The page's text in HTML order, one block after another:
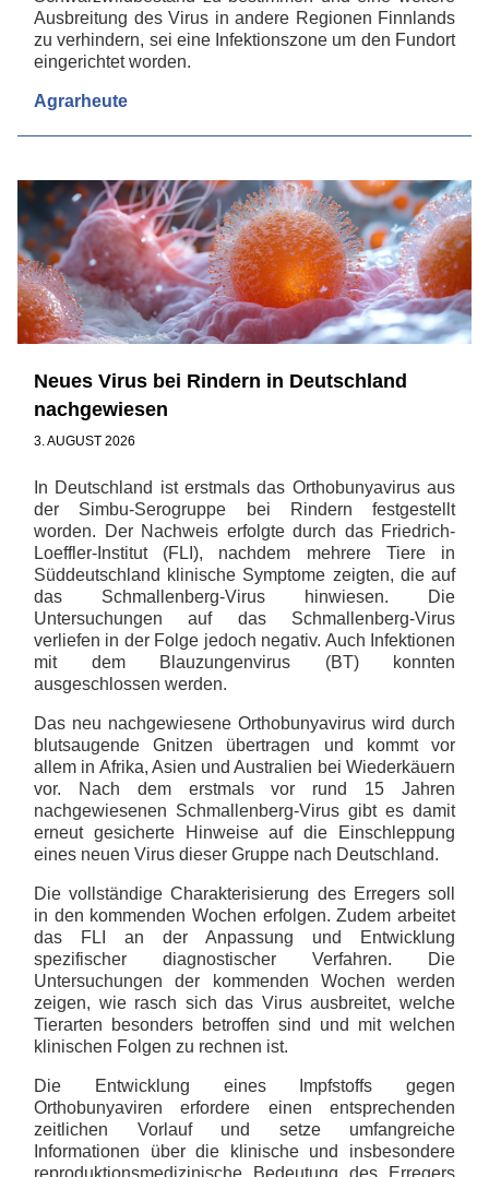
Ausbreitung des Virus in andere Regionen Finnlands
zu verhindern, sei eine Infektionszone um den Fundort
eingerichtet worden.
Agrarheute
Neues Virus bei Rindern in Deutschland
nachgewiesen
3. AUGUST 2026
In Deutschland ist erstmals das Orthobunyavirus aus
der Simbu-Serogruppe bei Rindern festgestellt
worden. Der Nachweis erfolgte durch das Friedrich-
Loeffler-Institut (FLI), nachdem mehrere Tiere in
Süddeutschland klinische Symptome zeigten, die auf
das Schmallenberg-Virus hinwiesen. Die
Untersuchungen auf das Schmallenberg-Virus
verliefen in der Folge jedoch negativ. Auch Infektionen
mit dem Blauzungenvirus (BT) konnten
ausgeschlossen werden.
Das neu nachgewiesene Orthobunyavirus wird durch
blutsaugende Gnitzen übertragen und kommt vor
allem in Afrika, Asien und Australien bei Wiederkäuern
vor. Nach dem erstmals vor rund 15 Jahren
nachgewiesenen Schmallenberg-Virus gibt es damit
erneut gesicherte Hinweise auf die Einschleppung
eines neuen Virus dieser Gruppe nach Deutschland.
Die vollständige Charakterisierung des Erregers soll
in den kommenden Wochen erfolgen. Zudem arbeitet
das FLI an der Anpassung und Entwicklung
spezifischer diagnostischer Verfahren. Die
Untersuchungen der kommenden Wochen werden
zeigen, wie rasch sich das Virus ausbreitet, welche
Tierarten besonders betroffen sind und mit welchen
klinischen Folgen zu rechnen ist.
Die Entwicklung eines Impfstoffs gegen
Orthobunyaviren erfordere einen entsprechenden
zeitlichen Vorlauf und setze umfangreiche
Informationen über die klinische und insbesondere
reproduktionsmedizinische Bedeutung des Erregers